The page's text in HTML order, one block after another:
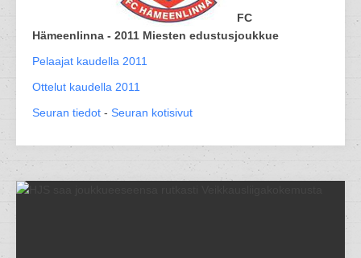
FC
Hämeenlinna - 2011 Miesten edustusjoukkue
Pelaajat kaudella 2011
Ottelut kaudella 2011
Seuran tiedot - Seuran kotisivut